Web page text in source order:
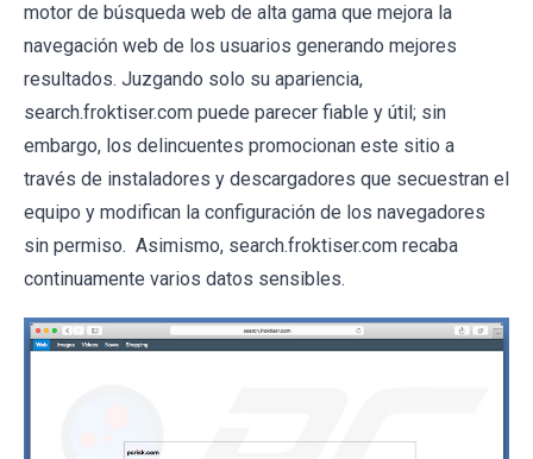
motor de búsqueda web de alta gama que mejora la
navegación web de los usuarios generando mejores
resultados. Juzgando solo su apariencia,
search.froktiser.com puede parecer fiable y útil; sin
embargo, los delincuentes promocionan este sitio a
través de instaladores y descargadores que secuestran el
equipo y modifican la configuración de los navegadores
sin permiso. Asimismo, search.froktiser.com recaba
continuamente varios datos sensibles.